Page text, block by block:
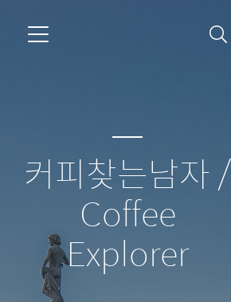
커피찾는남자 /
Coffee
Explorer